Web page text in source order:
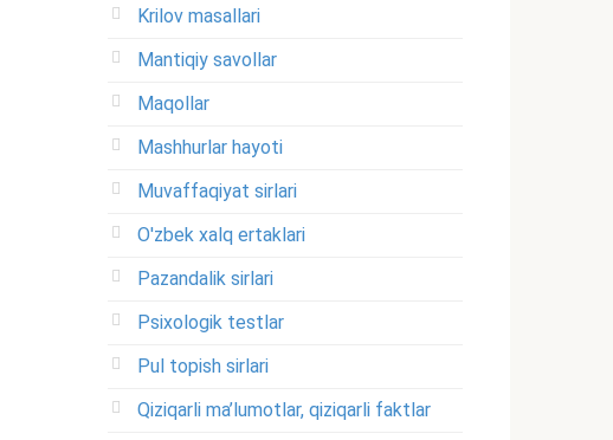
Krilov masallari
Mantiqiy savollar
Maqollar
Mashhurlar hayoti
Muvaffaqiyat sirlari
O'zbek xalq ertaklari
Pazandalik sirlari
Psixologik testlar
Pul topish sirlari
Qiziqarli ma’lumotlar, qiziqarli faktlar